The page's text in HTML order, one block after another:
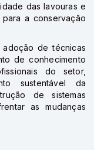
das lavouras e
a conservação
de técnicas
de conhecimento
do setor,
sustentável da
de sistemas
as mudanças